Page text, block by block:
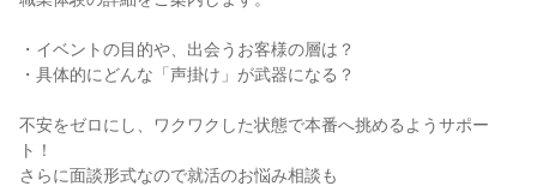
・イベントの目的や、出会うお客様の層は？
・具体的にどんな「声掛け」が武器になる？
不安をゼロにし、ワクワクした状態で本番へ挑めるようサポー
ト！
さらに面談形式なので就活のお悩み相談も